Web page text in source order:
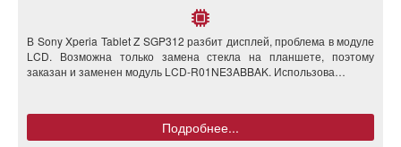
В Sony Xperia Tablet Z SGP312 разбит дисплей, проблема в модуле
LCD. Возможна только замена стекла на планшете, поэтому
заказан и заменен модуль LCD-R01NE3ABBAK. Использова…
Подробнее...